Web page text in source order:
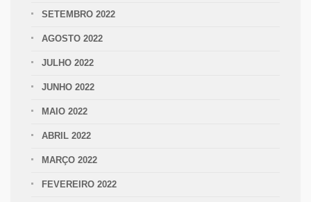
SETEMBRO 2022
AGOSTO 2022
JULHO 2022
JUNHO 2022
MAIO 2022
ABRIL 2022
MARÇO 2022
FEVEREIRO 2022